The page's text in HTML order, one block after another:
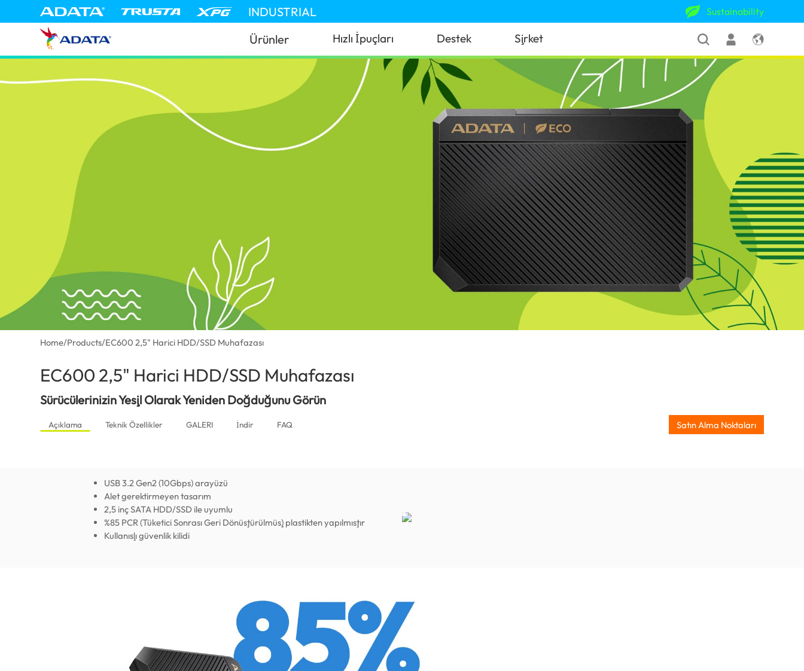
INDUSTRIAL Sustainability
Ürünler Hızlı İpuçları Destek Şirket
Home/Products/EC600 2,5" Harici HDD/SSD Muhafazası
EC600 2,5" Harici HDD/SSD Muhafazası
Sürücülerinizin Yeşil Olarak Yeniden Doğduğunu Görün
Açıklama Teknik Özellikler GALERI İndir FAQ Satın Alma Noktaları
USB 3.2 Gen2 (10Gbps) arayüzü
Alet gerektirmeyen tasarım
2,5 inç SATA HDD/SSD ile uyumlu
%85 PCR (Tüketici Sonrası Geri Dönüştürülmüş) plastikten yapılmıştır
Kullanışlı güvenlik kilidi